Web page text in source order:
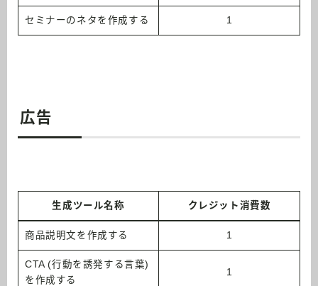
セミナーのネタを作成する 1
広告
生成ツール名称 クレジット消費数
商品説明文を作成する 1
CTA (行動を誘発する言葉)
を作成する
1